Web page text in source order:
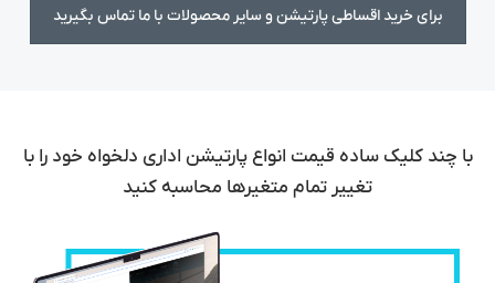
برای خرید اقساطی پارتیشن و سایر محصولات با ما تماس بگیرید
با چند کلیک ساده قیمت انواع پارتیشن اداری دلخواه خود را با
تغییر تمام متغیرها محاسبه کنید